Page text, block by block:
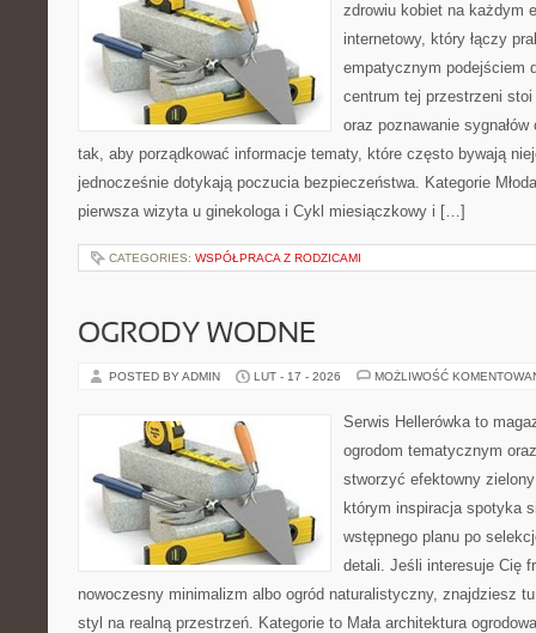
zdrowiu kobiet na każdym
internetowy, który łączy
empatycznym podejściem
centrum tej przestrzeni
oraz poznawanie
tak, aby porządkować informacje tematy, które często bywają
jednocześnie dotykają poczucia bezpieczeństwa. Kategorie
pierwsza wizyta u ginekologa i Cykl miesiączkowy i […]
CATEGORIES: WSPÓŁPRACA Z RODZICAMI
OGRODY WODNE
POSTED BY ADMIN LUT - 17 - 2026 MOŻLIWOŚĆ
Serwis Hellerówka to
ogrodom tematycznym
stworzyć efektowny
którym inspiracja spotyka
wstępnego planu po
detali. Jeśli interesuje Cię
nowoczesny minimalizm albo ogród naturalistyczny, znajdziesz
styl na realną przestrzeń. Kategorie to Mała architektura